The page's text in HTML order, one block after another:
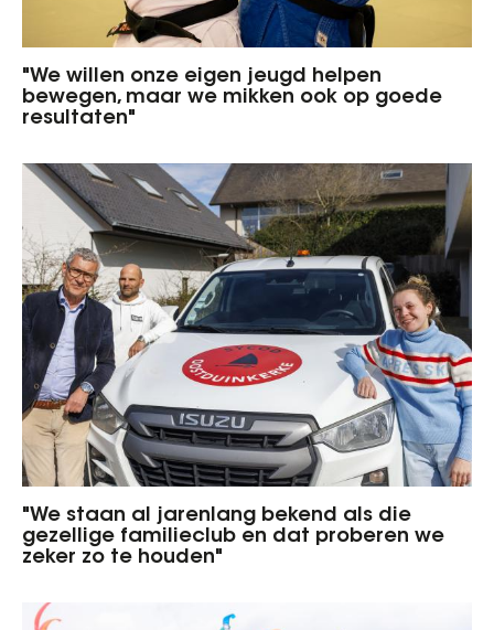
"We willen onze eigen jeugd helpen
bewegen, maar we mikken ook op goede
resultaten"
"We staan al jarenlang bekend als die
gezellige familieclub en dat proberen we
zeker zo te houden"